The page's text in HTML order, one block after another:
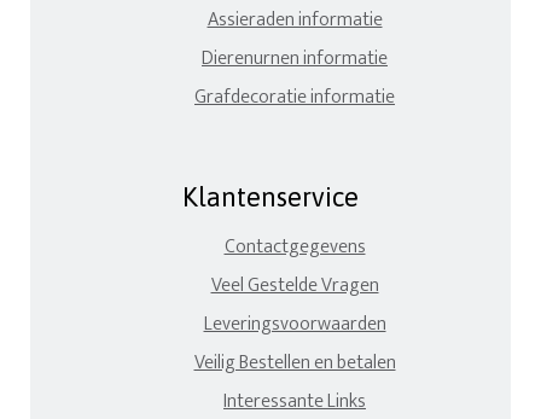
Assieraden informatie
Dierenurnen informatie
Grafdecoratie informatie
Klantenservice
Contactgegevens
Veel Gestelde Vragen
Leveringsvoorwaarden
Veilig Bestellen en betalen
Interessante Links